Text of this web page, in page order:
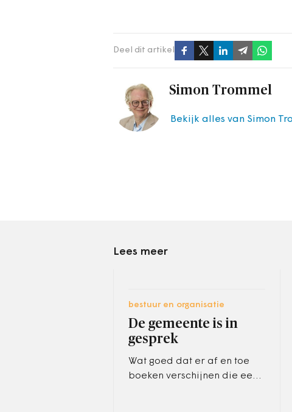
Deel dit artikel
Simon Trommel
Bekijk alles van Simon
Lees meer
bestuur en organisatie
De gemeente is in
gesprek
Wat goed dat er af en toe
boeken verschijnen die een